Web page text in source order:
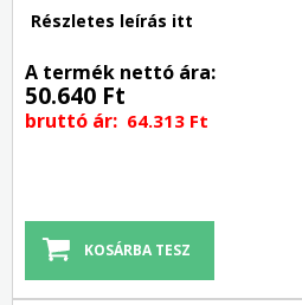
Részletes leírás itt
A termék nettó ára:
50.640 Ft
bruttó ár: 64.313 Ft